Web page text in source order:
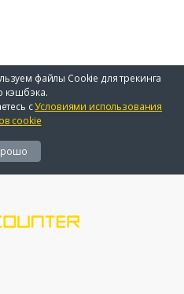
файлы Cookie для трекинга
кэшбэка.
сУсловиями использования
cookie